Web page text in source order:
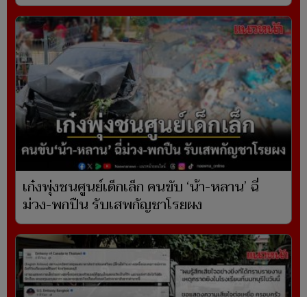
เก๋งพุ่งชนศูนย์เด็กเล็ก คนขับ ‘น้า-หลาน’ ฉี่
ม่วง-พกปืน รับเสพกัญชาโรยผง